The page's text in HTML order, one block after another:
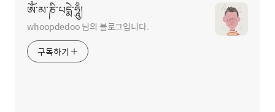
ཨོཾ་མ་ཎི་པདྨེ་ཧཱུྃ།
whoopdedoo 님의 블로그입니다.
구독하기